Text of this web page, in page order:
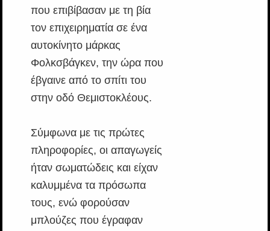
που επιβίβασαν με τη βία
τον επιχειρηματία σε ένα
αυτοκίνητο μάρκας
Φολκσβάγκεν, την ώρα που
έβγαινε από το σπίτι του
στην οδό Θεμιστοκλέους.
Σύμφωνα με τις πρώτες
πληροφορίες, οι απαγωγείς
ήταν σωματώδεις και είχαν
καλυμμένα τα πρόσωπα
τους, ενώ φορούσαν
μπλούζες που έγραφαν